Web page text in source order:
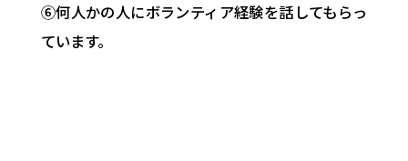
⑥何人かの人にボランティア経験を話してもらっ
ています。